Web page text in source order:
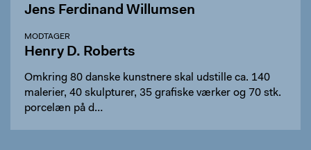
Jens Ferdinand Willumsen
MODTAGER
Henry D. Roberts
Omkring 80 danske kunstnere skal udstille ca. 140
malerier, 40 skulpturer, 35 grafiske værker og 70 stk.
porcelæn på d…